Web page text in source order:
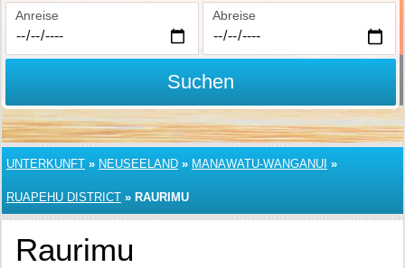
Anreise Abreise
Suchen
UNTERKUNFT » NEUSEELAND » MANAWATU-WANGANUI »
RUAPEHU DISTRICT » RAURIMU
Raurimu